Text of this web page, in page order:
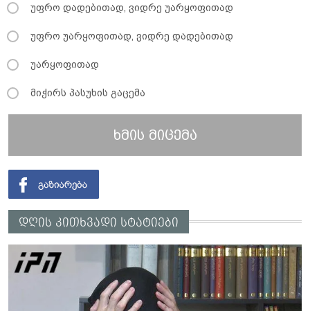
უფრო დადებითად, ვიდრე უარყოფითად
უფრო უარყოფითად, ვიდრე დადებითად
უარყოფითად
მიჭირს პასუხის გაცემა
ხმის მიცემა
დღის კითხვადი სტატიები